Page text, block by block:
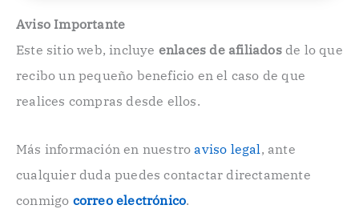
e
t
ó
n
o
.
Aviso Importante
Este sitio web, incluye enlaces de afiliadosde lo que
recibo un pequeño beneficio en el caso de que
realices compras desde ellos.
Más información en nuestroaviso legal , ante
cualquier duda puedes contactar directamente
conmigo correo electrónico.